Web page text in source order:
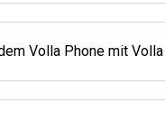
Volla Phone mit